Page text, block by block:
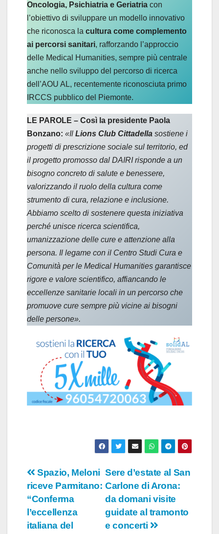
Oncologia, Psichiatria e Geriatria con
l’obiettivo di sviluppare un modello innovativo
che riconosca la cultura come complemento
ai percorsi sanitari, rafforzando l’approccio
delle Medical Humanities, sempre più centrale
anche nello sviluppo del percorso di ricerca
dell’AOU AL, recentemente riconosciuta primo
IRCCS pubblico del Piemonte.
LE PAROLE – Così la presidente Paola
Bonzano: «Il Lions Club Cittadella sostiene i
progetti di prescrizione sociale sul territorio, ed
il progetto promosso dal DAIRI risponde a un
bisogno concreto di salute e benessere,
valorizzando il ruolo della cultura come
strumento di cura, relazione e inclusione.
Abbiamo scelto di sostenere questa iniziativa
perché unisce ricerca scientifica,
umanizzazione delle cure e attenzione alla
persona. Il legame con il Centro Studi Cura e
Comunità per le Medical Humanities garantisce
rigore e valore scientifico, affiancando le
eccellenze sanitarie locali in un percorso che
promuove cure sempre più vicine ai bisogni
delle persone».
Navigazione
articoli
Sere d’estate al San
Carlone di Arona:
da domani visite
guidate al tramonto
e concerti
Spazio, Meloni
riceve Parmitano:
“Conferma
l’eccellenza
italiana del